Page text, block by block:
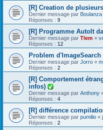
[R] Creation de
Dernier message par Boulanza
Réponses : 9
[R] Programme AutoIt
Dernier message par Tlem «
Réponses : 12
Problem
Dernier message par Jorro «
Réponses : 2
[R] Comportement
infos)
Dernier message par Anthony
Réponses : 4
[R] différence
Dernier message par pumilio «
Réponses : 2